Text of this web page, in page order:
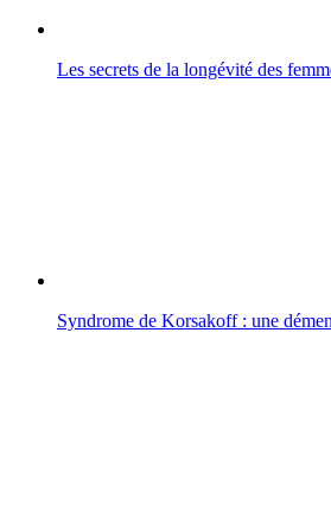
Les secrets de la longévité des
Syndrome de Korsakoff : une